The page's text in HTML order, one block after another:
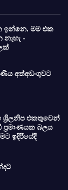
ඉන්නෙ. මම එක
-
අත්අඩංගුවට
ශ්‍රිලනිප එකතුවෙන්
ප්‍රමාණයක බලය
ඉදිරියේදී